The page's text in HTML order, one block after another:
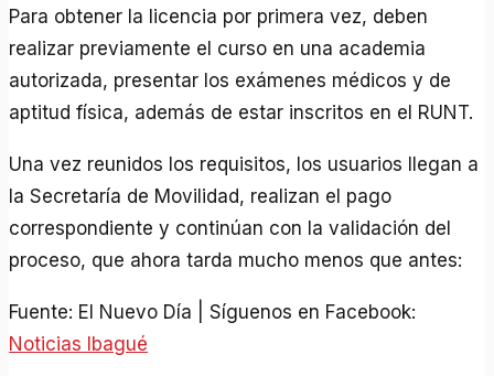
Para obtener la licencia por primera vez, deben
realizar previamente el curso en una academia
autorizada, presentar los exámenes médicos y de
aptitud física, además de estar inscritos en el RUNT.
Una vez reunidos los requisitos, los usuarios llegan a
la Secretaría de Movilidad, realizan el pago
correspondiente y continúan con la validación del
proceso, que ahora tarda mucho menos que antes:
Fuente: El Nuevo Día | Síguenos en Facebook:
Noticias Ibagué